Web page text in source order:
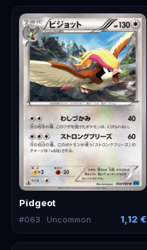
Pidgeot
#063 · Uncommon 1,12 €